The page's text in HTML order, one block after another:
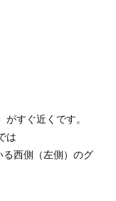
がすぐ近くです。
は
る西側（左側）のグ